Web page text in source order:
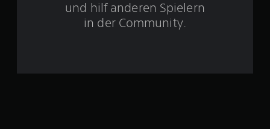
n
und hilf anderen Spielern
in der Community.